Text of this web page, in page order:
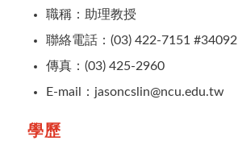
職稱：助理教授
聯絡電話：(03) 422-7151 #34092
傳真：(03) 425-2960
E-mail
：jasoncslin@ncu.edu.tw
學歷